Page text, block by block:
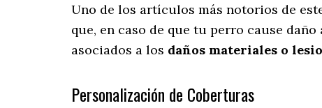
Uno de los artículos más notorios de
que, en caso de que tu perro cause
asociados a los daños materiales o
Personalización de Coberturas